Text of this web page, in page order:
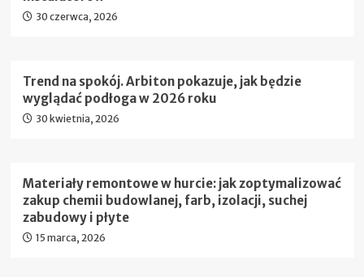
30 czerwca, 2026
Trend na spokój. Arbiton pokazuje, jak będzie
wyglądać podłoga w 2026 roku
30 kwietnia, 2026
Materiały remontowe w hurcie: jak zoptymalizować
zakup chemii budowlanej, farb, izolacji, suchej
zabudowy i płyte
15 marca, 2026